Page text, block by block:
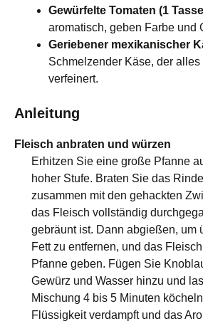
Gewürfelte Tomaten (1
aromatisch, geben Farbe und
Geriebener mexikanischer
Schmelzender Käse, der
verfeinert.
Anleitung
Fleisch anbraten und würzen
Erhitzen Sie eine große Pfanne
hoher Stufe. Braten Sie das
zusammen mit den gehackten
das Fleisch vollständig
gebräunt ist. Dann abgießen, um
Fett zu entfernen, und das
Pfanne geben. Fügen Sie
Gewürz und Wasser hinzu und
Mischung 4 bis 5 Minuten
Flüssigkeit verdampft und das